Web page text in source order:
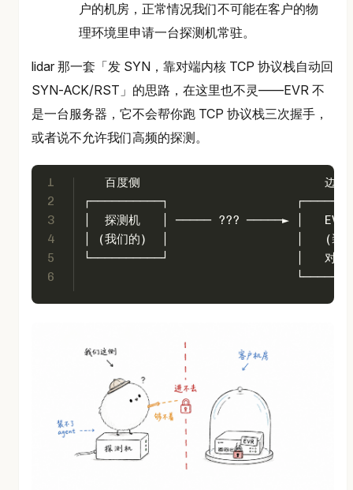
户的机房，正常情况我们不可能在客户的物
理环境里申请一台探测机常驻。
lidar 那一套「发 SYN，靠对端内核 TCP 协议栈自动回
SYN-ACK/RST」的思路，在这里也不灵——EVR 不
是一台服务器，它不会帮你跑 TCP 协议栈三次握手，
或者说不允许我们高频的探测。
1
2
3
4
5
6
百度侧                          边缘
┌──────────┐
│  探测机   │ ───── ??? ─────► │
│ (我们的)  │                  │   (装
└──────────┘                  │   对面也